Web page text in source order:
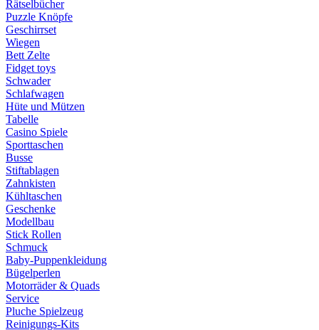
Rätselbücher
Puzzle Knöpfe
Geschirrset
Wiegen
Bett Zelte
Fidget toys
Schwader
Schlafwagen
Hüte und Mützen
Tabelle
Casino Spiele
Sporttaschen
Busse
Stiftablagen
Zahnkisten
Kühltaschen
Geschenke
Modellbau
Stick Rollen
Schmuck
Baby-Puppenkleidung
Bügelperlen
Motorräder & Quads
Service
Pluche Spielzeug
Reinigungs-Kits